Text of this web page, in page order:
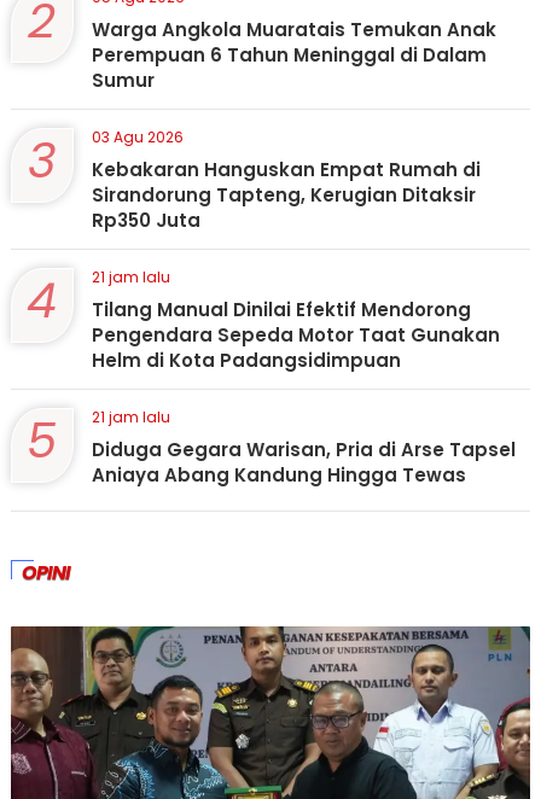
2
Warga Angkola Muaratais Temukan Anak
Perempuan 6 Tahun Meninggal di Dalam
Sumur
3 03 Agu 2026
Kebakaran Hanguskan Empat Rumah di
Sirandorung Tapteng, Kerugian Ditaksir
Rp350 Juta
4 21 jam lalu
Tilang Manual Dinilai Efektif Mendorong
Pengendara Sepeda Motor Taat Gunakan
Helm di Kota Padangsidimpuan
5 21 jam lalu
Diduga Gegara Warisan, Pria di Arse Tapsel
Aniaya Abang Kandung Hingga Tewas
OPINI